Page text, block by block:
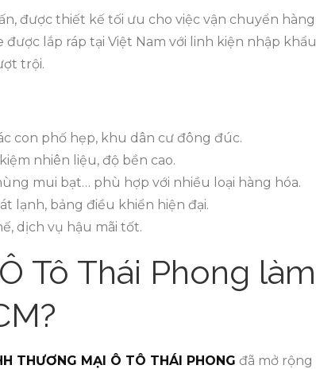
được thiết kế tối ưu cho việc vận chuyển hàng
lắp ráp tại Việt Nam với linh kiện nhập khẩu
trội.
con phố hẹp, khu dân cư đông đúc.
nhiên liệu, độ bền cao.
mui bạt… phù hợp với nhiều loại hàng hóa.
lạnh, bảng điều khiển hiện đại.
dịch vụ hậu mãi tốt.
Tô Thái Phong làm
THƯƠNG MẠI Ô TÔ THÁI PHONG đã mở rộng